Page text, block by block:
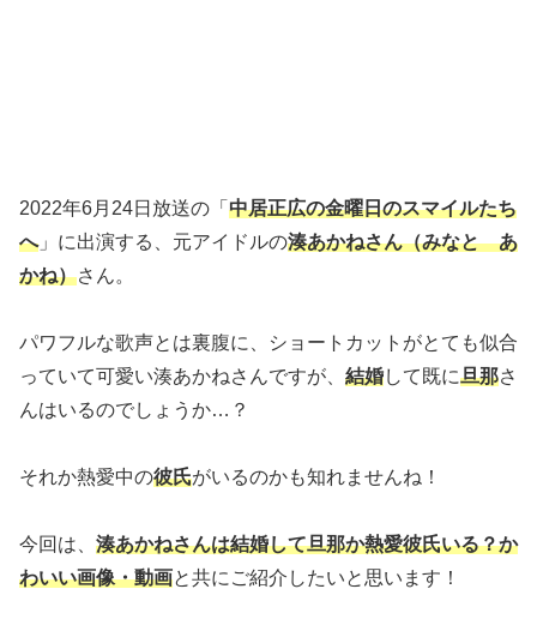
2022年6月24日放送の「 中居正広の金曜日のスマイルたち
へ」に出演する、元アイドルの湊あかねさん（みなと あ
かね）さん。
パワフルな歌声とは裏腹に、ショートカットがとても似合
っていて可愛い湊あかねさんですが、 結婚して既に旦那さ
んはいるのでしょうか…？
それか熱愛中の彼氏がいるのかも知れませんね！
今回は、 湊あかねさんは結婚して旦那か熱愛彼氏いる？か
わいい画像・動画と共にご紹介したいと思います！